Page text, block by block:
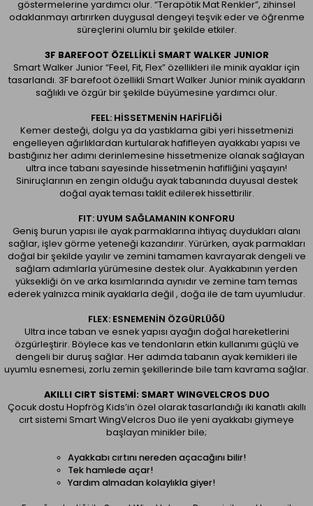
göstermelerine yardımcı olur. “Terapötik Mat Renkler”, zihinsel
odaklanmayı artırırken duygusal dengeyi teşvik eder ve öğrenme
süreçlerini olumlu bir şekilde etkiler.
3F BAREFOOT ÖZELLIKLI SMART WALKER JUNIOR
Smart Walker Junior “Feel, Fit, Flex” özellikleri ile minik ayaklar için
tasarlandı. 3F barefoot özellikli Smart Walker Junior minik ayakların
sağlıklı ve özgür bir şekilde büyümesine yardımcı olur.
FEEL: HİSSETMENİN HAFİFLİĞİ
Kemer desteği, dolgu ya da yastıklama gibi yeri hissetmenizi
engelleyen ağırlıklardan kurtularak hafifleyen ayakkabı yapısı ve
bastığınız her adımı derinlemesine hissetmenize olanak sağlayan
ultra ince tabanı sayesinde hissetmenin hafifliğini yaşayın!
Siniruçlarının en zengin olduğu ayak tabanında duyusal destek
doğal ayak teması taklit edilerek hissettirilir.
FIT: UYUM SAĞLAMANIN KONFORU
Geniş burun yapısı ile ayak parmaklarına ihtiyaç duydukları alanı
sağlar, işlev görme yeteneği kazandırır. Yürürken, ayak parmakları
doğal bir şekilde yayılır ve zemini tamamen kavrayarak dengeli ve
sağlam adımlarla yürümesine destek olur. Ayakkabının yerden
yüksekliği ön ve arka kısımlarında aynıdır ve zemine tam temas
ederek yalnızca minik ayaklarla değil , doğa ile de tam uyumludur.
FLEX: ESNEMENİN ÖZGÜRLÜĞÜ
Ultra ince taban ve esnek yapısı ayağın doğal hareketlerini
özgürleştirir. Böylece kas ve tendonların etkin kullanımı güçlü ve
dengeli bir duruş sağlar. Her adımda tabanın ayak kemikleri ile
uyumlu esnemesi, zorlu zemin şekillerinde bile tam kavrama sağlar.
AKILLI CIRT SISTEMI: SMART WINGVELCROS DUO
Çocuk dostu Hopfrög Kids’in özel olarak tasarlandığı iki kanatlı akıllı
cırt sistemi Smart WingVelcros Duo ile yeni ayakkabı giymeye
başlayan minikler bile;
Ayakkabı cırtını nereden açacağını bilir!
Tek hamlede açar!
Yardım almadan kolaylıkla giyer!